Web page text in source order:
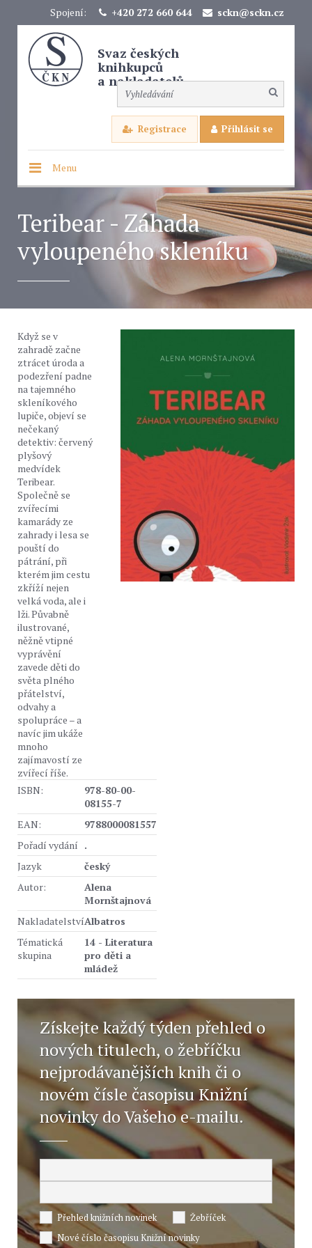
Spojení: +420 272 660 644 sckn@sckn.cz
Svaz českých
knihkupců
a nakladatelů
Registrace Přihlásit se
Menu
Teribear - Záhada
vyloupeného skleníku
Když se v
zahradě začne
ztrácet úroda a
podezření padne
na tajemného
skleníkového
lupiče, objeví se
nečekaný
detektiv: červený
plyšový
medvídek
Teribear.
Společně se
zvířecími
kamarády ze
zahrady i lesa se
pouští do
pátrání, při
kterém jim cestu
zkříží nejen
velká voda, ale i
lži. Půvabně
ilustrované,
něžně vtipné
vyprávění
zavede děti do
světa plného
přátelství,
odvahy a
spolupráce – a
navíc jim ukáže
mnoho
zajímavostí ze
zvířecí říše.
ISBN:
978-80-00-
08155-7
EAN:
9788000081557
Pořadí vydání .
Jazyk
český
Autor:
Alena
Mornštajnová
NakladatelstvíAlbatros
Tématická
skupina
14 - Literatura
pro děti a
mládež
Získejte každý týden přehled o
nových titulech, o žebříčku
nejprodávanějších knih či o
novém čísle časopisu Knižní
novinky do Vašeho e-mailu.
Přehled knižních novinek
Žebříček
Nové číslo časopisu Knižní novinky